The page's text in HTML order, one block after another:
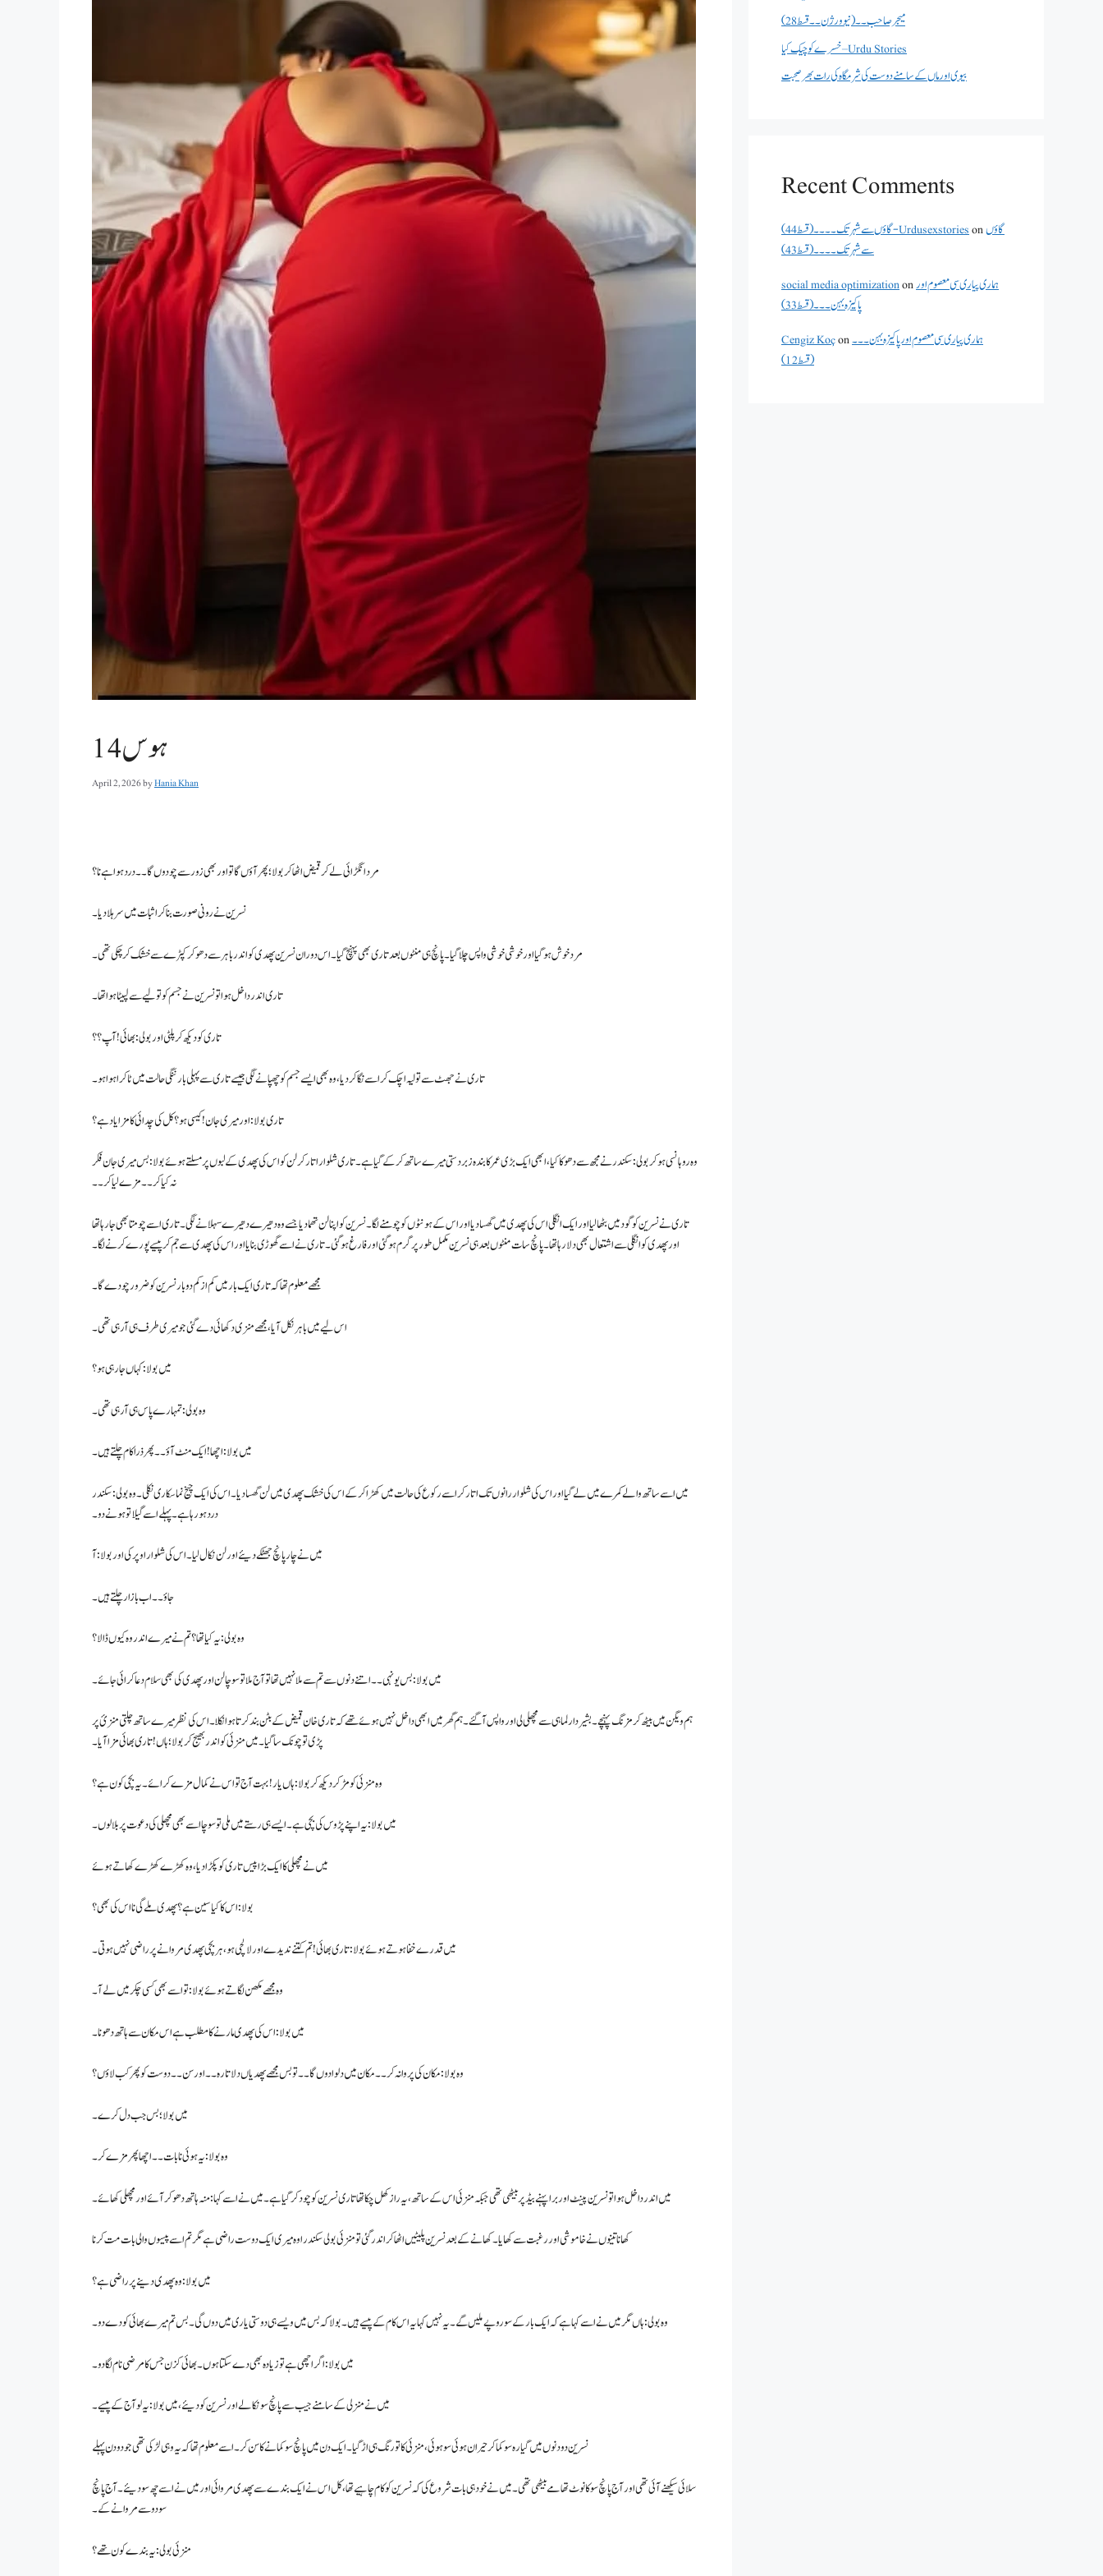
ہوس 14
April 2, 2026byHania Khan
مرد انگڑائی لے کر قمیض اٹھا کر بولا ؛ پھر آؤں گا تو اور بھی زور سے چودوں گا۔۔ درد ہوا ہے نا؟
نسرین نے رونی صورت بنا کر اثبات میں سر ہلا دیا۔
مرد خوش ہو گیا اور خوشی خوشی واپس چلا گیا۔ پانچ ہی منٹوں بعد تاری بھی پہنچ گیا۔ اس دوران نسرین پھدی کو اندر باہر سے دھو کر کپڑے سے خشک کر چکی تھی۔
تاری اندر داخل ہوا تو نسرین نے جسم کو تولیے سے لپیٹا ہوا تھا۔
تاری کو دیکھ کر پلٹی اور بولی: بھائی! آپ؟؟
تاری نے جھٹ سے تولیہ اچک کر اسے نگا کر دیا، وہ بھی ایسے جسم کو چھپانے لگی جیسے تاری سے پہلی بار ننگی حالت میں ٹاکرا ہوا ہو۔
تاری بولا : اور میری جان ! کیسی ہو ؟ کل کی چدائی کا مز ایاد ہے؟
وہ روہانسی ہو کر بولی: سکندر نے مجھ سے دھوکا کیا، ابھی ایک بڑی عمر کا بندہ زبر دستی میرے ساتھ کر کے گیا ہے۔ تاری شلوار اتار کر لن کو اس کی پھدی کے لبوں پر مسلتے ہوئے بولا : بس میری جان فکر
نہ کیا کر۔۔ مزے لیا کر۔۔
تاری نے نسرین کو گود میں بٹھا لیا اور ایک انگلی اس کی پھدی میں گھسا دیا اور اس کے ہونٹوں کو چومنے لگا۔ نسرین کو اپنا لن تھما دیا جسے وہ دھیرے دھیرے سہلانے لگی۔ تاری اسے چومتا بھی جار ہا تھا
اور پھدی کو انگلی سے اشتعال بھی دلا رہا تھا۔ پانچ سات منٹوں بعد ہی نسرین مکمل طور پر گرم ہو گئی اور فارغ ہو گئی۔ تاری نے اسے گھوڑی بنایا اور اس کی پھدی سے جم کر پیسے پورے کرنے لگا۔
مجھے معلوم تھا کہ تاری ایک بار میں کم از کم دو بار نسرین کو ضرور چودے گا۔
اس لیے میں باہر نکل آیا، مجھے منزی دکھائی دے گئی جو میری طرف ہی آرہی تھی۔
میں بولا : کہاں جارہی ہو ؟
وہ بولی: تمہارے پاس ہی آرہی تھی۔
میں بولا : اچھا! ایک منٹ آؤ۔۔ پھر ذرا کام چلتے ہیں۔
میں اسے ساتھ والے کمرے میں لے گیا اور اس کی شلوار رانوں تک اتار کر اسے رکوع کی حالت میں کھڑا کر کے اس کی خشک پھدی میں لن گھسا دیا۔ اس کی ایک چیخ نما سکاری نکلی۔ وہ بولی: سکندر
درد ہو رہا ہے۔ پہلے اسے گیلا تو ہونے دو۔
میں نے چار پانچ جھٹکے دیئے اور لن نکال لیا۔ اس کی شلوار اوپر کی اور بولا : آ
جاؤ۔۔ اب بازار چلتے ہیں۔
وہ بولی: یہ کیا تھا؟ تم نے میرے اندر وہ کیوں ڈالا ؟
میں بولا : بس یونہی ۔۔ اتنے دنوں سے تم سے ملا نہیں تھا تو آج ملا تو سوچا لن اور پھدی کی بھی سلام دعا کرائی جائے۔
ہم ویگن میں بیٹھ کر مزنگ پہنچے۔ بشیر دار لماہی سے مچھلی لی اور واپس آگئے۔ ہم گھر میں ابھی داخل نہیں ہوئے تھے کہ تاری خان قمیض کے بٹن بند کرتا ہوا نکلا۔ اس کی نظر میرے ساتھ چلتی منزئ پر
پڑی تو چونک سا گیا۔ میں منزئی کو اندر بھیج کر بولا ؛ ہاں ! تاری بھائی مزا آیا۔
وہ منزئی کو مڑ کر دیکھ کر بولا : ہاں یار! بہت آج تو اس نے کمال مزے کرائے۔ یہ بچی کون ہے ؟
میں بولا: یہ اپنے پڑوس کی بچی ہے۔ ایسے ہی رستے میں ملی تو سوچا اسے بھی مچھلی کی دعوت پر بلالوں۔
میں نے مچھلی کا ایک بڑا پیس تاری کو پکڑا دیا، وہ کھڑے کھڑے کھاتے ہوئے
بولا : اس کا کیا سین ہے ؟ پھدی ملے گی نا اس کی بھی ؟
میں قدرے خفا ہوتے ہوئے بولا : تاری بھائی ! تم کتنے ندیدے اور لالچی ہو ، ہر بچی پھدی مروانے پر راضی نہیں ہوتی۔
وہ مجھے مکھن لگاتے ہوئے بولا : تو اسے بھی کسی چکر میں لے آ۔
میں بولا: اس کی پھدی مارنے کا مطلب ہے اس مکان سے ہاتھ دھونا۔
وہ بولا : مکان کی پروانہ کر۔۔ مکان میں دلوادوں گا۔۔ تو بس مجھے پھدیاں دلاتا رہ۔۔ اور سن۔۔ دوست کو پھر کب لاؤں؟
میں بولا ؛ بس جب دل کرے۔
وہ بولا: یہ ہوئی نا بات۔۔ اچھا پھر مزے کر۔
میں اندر داخل ہوا تو نسرین پینٹ اور برا پہنے بیڈ پر بیٹھی تھی جبکہ منزئی اس کے ساتھ ، یہ راز کھل چکا تھا تاری نسرین کو چود کر گیا ہے۔ میں نے اسے کہا: منہ ہاتھ دھو کر آئے اور مچھلی کھائے۔
کھانا تینوں نے خاموشی اور رغبت سے کھایا۔ کھانے کے بعد نسرین پلیٹیں اٹھا کر اندر گئی تو منزئی بولی سکندر اوہ میری ایک دوست راضی ہے مگر تم اسے پیسوں والی بات مت کرنا
میں بولا : وہ پھدی دینے پر راضی ہے ؟
وہ بولی: ہاں مگر میں نے اسے کہا ہے کہ ایک بار کے سو روپے ملیں گے۔ یہ نہیں کہا یہ اس کام کے پیسے ہیں۔ بولا کہ بس میں ویسے ہی دوستی یاری میں دوں گی۔ بس تم میرے بھائی کو دے دو۔
میں بولا: اگر اچھی ہے تو زیادہ بھی دے سکتا ہوں۔ بھائی کزن جس کا مرضی نام لگا دو۔
میں نے منزلی کے سامنے جیب سے پانچ سو نکالے اور نسرین کو دیئے ، میں بولا: یہ لو آج کے پیسے۔
نسرین دو دنوں میں گیارہ سو کما کر حیران ہوئی سو ہوئی، منزئی کا تو رنگ ہی اڑ گیا۔ ایک دن میں پانچ سو کمانے کا سن کر۔ اسے معلوم تھا کہ یہ وہی لڑکی تھی جو دو دن پہلے
سلائی سیکھنے آئی تھی اور آج پانچ سو کا نوٹ تھامے بیٹھی تھی۔ میں نے خود ہی بات شروع کی کہ نسرین کو کام چاہیے تھا، کل اس نے ایک بندے سے پھدی مروائی اور میں نے اسے چھ سو دیئے۔ آج پانچ
سو دو سے مروانے کے۔
منزئی بولی: یہ بندے کون تھے ؟
میجر صاحب۔۔( نیو ورژن ۔۔قسط 28)
خسرے کو چیک کیا – Urdu Stories
بیوی اور ماں کے سامنے دوست کی شرمگاہ کی رات بھر صحبت
Recent Comments
گاؤں سے شہر تک۔۔۔۔(قسط 44) - Urdusexstoriesonگاؤں
سے شہر تک۔۔۔۔(قسط 43)
social media optimizationonہماری پیاری سی معصوم اور
پاکیزہ بہن۔۔۔(قسط33)
Cengiz Koçonہماری پیاری سی معصوم اور پاکیزہ بہن۔۔۔
(قسط12)